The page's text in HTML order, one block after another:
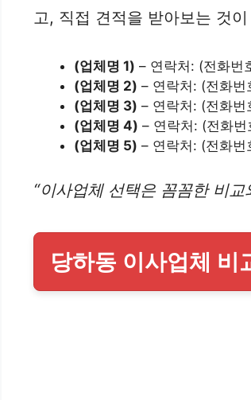
고, 직접 견적을 받아보는 것
(업체명 1) – 연락처: (전화번
(업체명 2) – 연락처: (전화
(업체명 3) – 연락처: (전화
(업체명 4) – 연락처: (전화
(업체명 5) – 연락처: (전화
“이사업체 선택은 꼼꼼한 비
당하동 이사업체 비